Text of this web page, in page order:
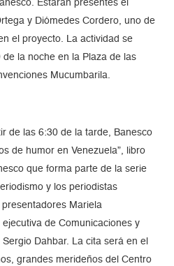
Estarán presentes el
y Diómedes Cordero, uno de
el proyecto. La actividad se
la noche en la Plaza de las
Mucumbarila.
de las 6:30 de la tarde, Banesco
de humor en Venezuela”, libro
que forma parte de la serie
y los periodistas
Mariela
de Comunicaciones y
Dahbar. La cita será en el
grandes merideños del Centro